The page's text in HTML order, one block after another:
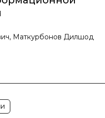
Маткурбонов Дилшод